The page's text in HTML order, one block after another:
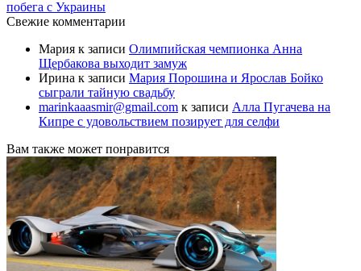
побега с Украины
Свежие комментарии
Мария к записи Олимпийская чемпионка Анна
Щербакова выходит замуж
Ирина к записи Мария Порошина и Ярослав Бойко
сыграли тайную свадьбу
marinkaaasmir@gmail.com к записи Алла Пугачева на
Кипре с удовольствием позирует для селфи
Вам также может понравится